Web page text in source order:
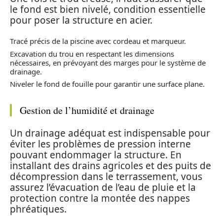
le fond est bien nivelé, condition essentielle
pour poser la structure en acier.
Tracé précis de la piscine avec cordeau et marqueur.
Excavation du trou en respectant les dimensions
nécessaires, en prévoyant des marges pour le système de
drainage.
Niveler le fond de fouille pour garantir une surface plane.
Gestion de l’humidité et drainage
Un drainage adéquat est indispensable pour
éviter les problèmes de pression interne
pouvant endommager la structure. En
installant des drains agricoles et des puits de
décompression dans le terrassement, vous
assurez l’évacuation de l’eau de pluie et la
protection contre la montée des nappes
phréatiques.